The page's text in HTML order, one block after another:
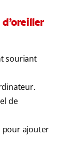
souriant
de
pour ajouter